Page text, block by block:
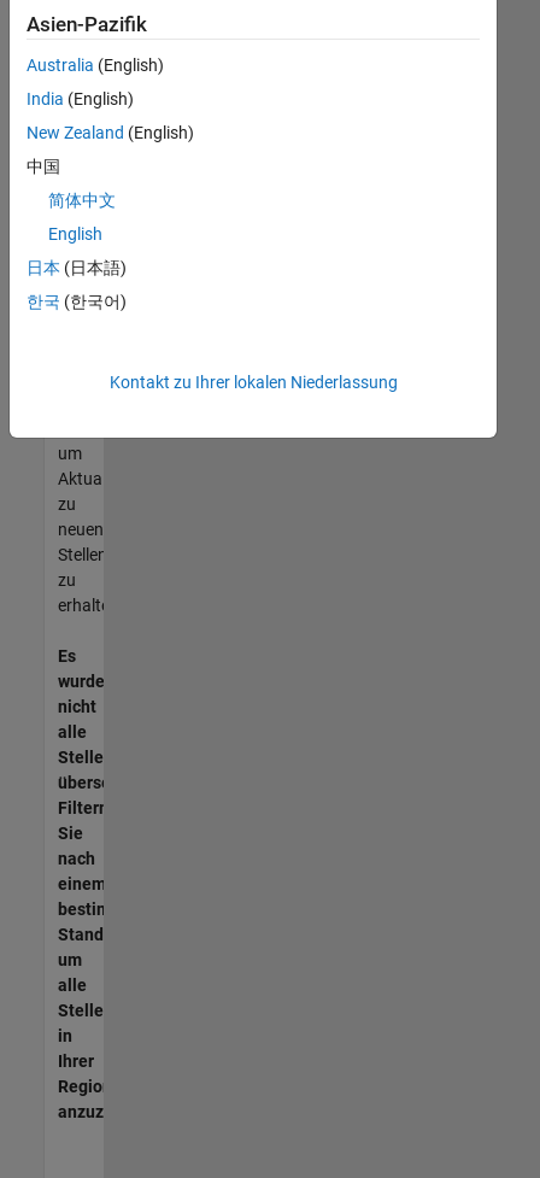
noch
keine
offenen
Stellen
können,
die
Ihren
entsprechen,
werden
unseres
um
Aktualisierungen
zu
neuen
Stellenangeboten
zu
erhalten.
Es
wurden
nicht
alle
Stellen
übersetzt.
Filtern
Sie
nach
einem
bestimmten
Standort,
um
alle
Stellenangebote
in
Ihrer
Region
anzuzeigen.
Asien-Pazifik
Australia (English)
India (English)
New Zealand (English)
中国
简体中文
English
日本 (日本語)
한국 (한국어)
Kontakt zu Ihrer lokalen Niederlassung